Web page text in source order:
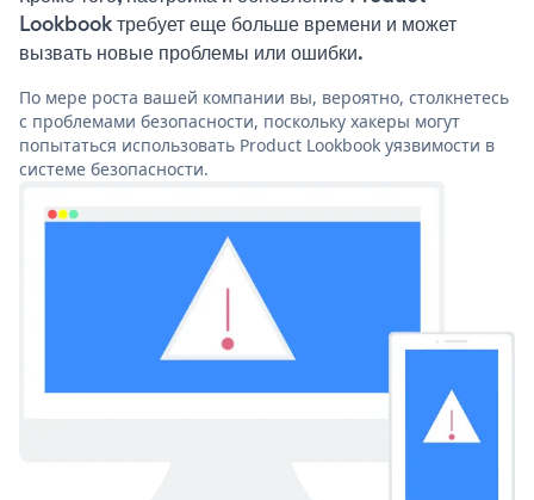
Lookbook требует еще больше времени и может
вызвать новые проблемы или ошибки.
По мере роста вашей компании вы, вероятно, столкнетесь
с проблемами безопасности, поскольку хакеры могут
попытаться использовать Product Lookbook уязвимости в
системе безопасности.